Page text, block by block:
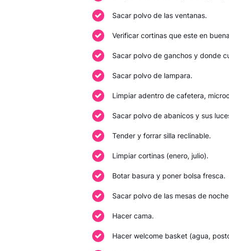
Sacar polvo de las ventanas.
Verificar cortinas que este en
Sacar polvo de ganchos y donde
Sacar polvo de lampara.
Limpiar adentro de cafetera,
Sacar polvo de abanicos y sus
Tender y forrar silla reclinable.
Limpiar cortinas (enero, julio).
Botar basura y poner bolsa fresca.
Sacar polvo de las mesas de
Hacer cama.
Hacer welcome basket (agua,